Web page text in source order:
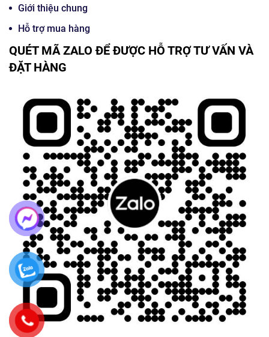
Giới thiệu chung
Hỗ trợ mua hàng
QUÉT MÃ ZALO ĐỂ ĐƯỢC HỖ TRỢ TƯ VẤN VÀ
ĐẶT HÀNG